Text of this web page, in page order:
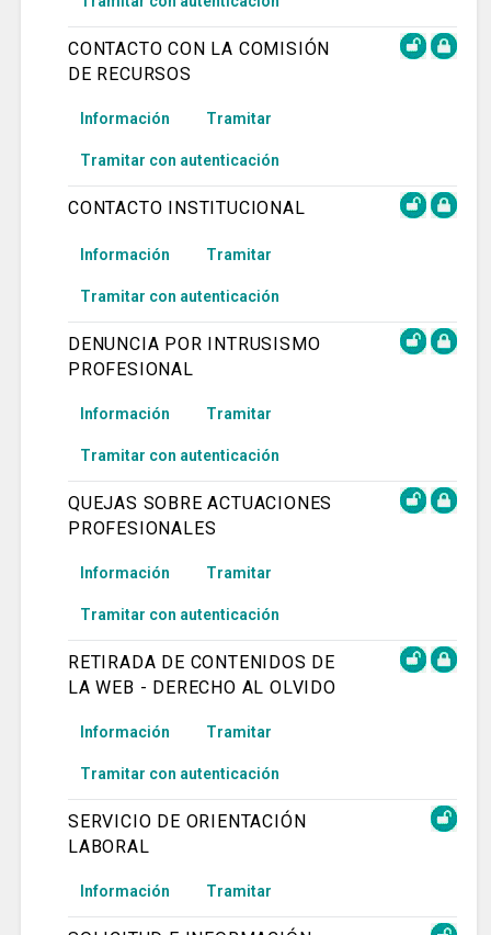
CONTACTO CON LA COMISIÓN
DE RECURSOS
Información Tramitar
Tramitar con autenticación
CONTACTO INSTITUCIONAL
Información Tramitar
Tramitar con autenticación
DENUNCIA POR INTRUSISMO
PROFESIONAL
Información Tramitar
Tramitar con autenticación
QUEJAS SOBRE ACTUACIONES
PROFESIONALES
Información Tramitar
Tramitar con autenticación
RETIRADA DE CONTENIDOS DE
LA WEB - DERECHO AL OLVIDO
Información Tramitar
Tramitar con autenticación
SERVICIO DE ORIENTACIÓN
LABORAL
Información Tramitar